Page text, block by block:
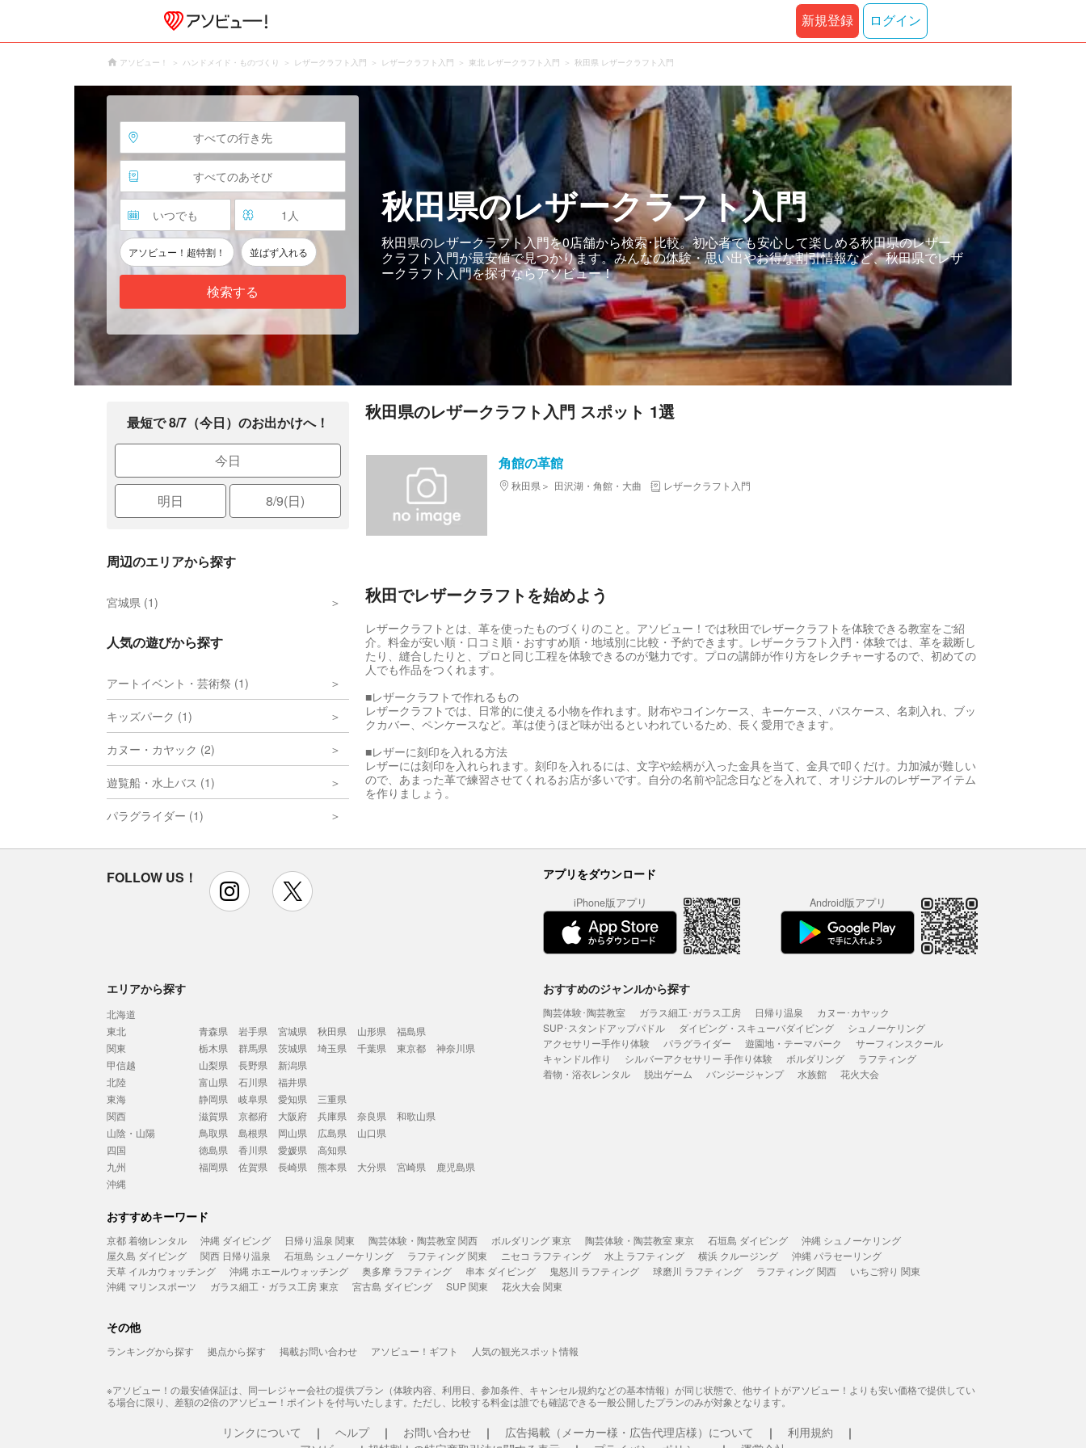
新規登録 ログイン
アソビュー！ ハンドメイド・ものづくり レザークラフト入門 レザークラフト入門 東北 レザークラフト入門 秋田県 レザークラフト入門
すべての行き先
すべてのあそび
いつでも 1 人
アソビュー！超特割！ 並ばず入れる
検索する
秋田県のレザークラフト入門
秋田県のレザークラフト入門を0店舗から検索･比較。初心者でも安心して楽しめる秋田県のレザー
クラフト入門が最安値で見つかります。みんなの体験・思い出やお得な割引情報など、秋田県でレザ
ークラフト入門を探すならアソビュー！
最短で 8/7（今日）のお出かけへ！
今日
明日 8/9(日)
周辺のエリアから探す
宮城県 (1)
人気の遊びから探す
アートイベント・芸術祭 (1)
キッズパーク (1)
カヌー・カヤック (2)
遊覧船・水上バス (1)
パラグライダー (1)
秋田県のレザークラフト入門 スポット 1選
角館の革館
秋田県 田沢湖・角館・大曲 レザークラフト入門
秋田でレザークラフトを始めよう
レザークラフトとは、革を使ったものづくりのこと。アソビュー！では秋田でレザークラフトを体験できる教室をご紹
介。料金が安い順・口コミ順・おすすめ順・地域別に比較・予約できます。レザークラフト入門・体験では、革を裁断し
たり、縫合したりと、プロと同じ工程を体験できるのが魅力です。プロの講師が作り方をレクチャーするので、初めての
人でも作品をつくれます。
■レザークラフトで作れるもの
レザークラフトでは、日常的に使える小物を作れます。財布やコインケース、キーケース、パスケース、名刺入れ、ブッ
クカバー、ペンケースなど。革は使うほど味が出るといわれているため、長く愛用できます。
■レザーに刻印を入れる方法
レザーには刻印を入れられます。刻印を入れるには、文字や絵柄が入った金具を当て、金具で叩くだけ。力加減が難しい
ので、あまった革で練習させてくれるお店が多いです。自分の名前や記念日などを入れて、オリジナルのレザーアイテム
を作りましょう。
FOLLOW US！ instagram アプリをダウンロード
iPhone版アプリ Android版アプリ
エリアから探す
北海道
東北
青森県 岩手県 宮城県 秋田県 山形県
福島県
関東
栃木県 群馬県 茨城県 埼玉県 千葉県 東京都
神奈川県
甲信越
山梨県 長野県
新潟県
北陸
富山県 石川県
福井県
東海
静岡県 岐阜県 愛知県
三重県
関西
滋賀県 京都府 大阪府 兵庫県 奈良県
和歌山県
山陰・山陽
鳥取県 島根県 岡山県 広島県
山口県
四国
徳島県 香川県 愛媛県
高知県
九州
福岡県 佐賀県 長崎県 熊本県 大分県 宮崎県
鹿児島県
沖縄
おすすめのジャンルから探す
陶芸体験･陶芸教室 ガラス細工･ガラス工房 日帰り温泉
カヌー･カヤック
SUP･スタンドアップパドル
ダイビング・スキューバダイビング
シュノーケリング
アクセサリー手作り体験
パラグライダー 遊園地・テーマパーク
サーフィンスクール
キャンドル作り
シルバーアクセサリー 手作り体験 ボルダリング
ラフティング
着物・浴衣レンタル
脱出ゲーム バンジージャンプ 水族館 花火大会
おすすめキーワード
京都 着物レンタル 沖縄 ダイビング 日帰り温泉 関東 陶芸体験・陶芸教室 関西 ボルダリング 東京 陶芸体験・陶芸教室 東京 石垣島 ダイビング
沖縄 シュノーケリング
屋久島 ダイビング
関西 日帰り温泉 石垣島 シュノーケリング ラフティング 関東 ニセコ ラフティング 水上 ラフティング 横浜 クルージング
沖縄 パラセーリング
天草 イルカウォッチング
沖縄 ホエールウォッチング 奥多摩 ラフティング 串本 ダイビング 鬼怒川 ラフティング 球磨川 ラフティング ラフティング 関西
いちご狩り 関東
沖縄 マリンスポーツ
ガラス細工・ガラス工房 東京 宮古島 ダイビング SUP 関東 花火大会 関東
その他
ランキングから探す 拠点から探す 掲載お問い合わせ アソビュー！ギフト 人気の観光スポット情報
※アソビュー！の最安値保証は、同一レジャー会社の提供プラン（体験内容、利用日、参加条件、キャンセル規約などの基本情報）が同じ状態で、他サイトがアソビュー！よりも安い価格で提供してい
る場合に限り、差額の2倍のアソビュー！ポイントを付与いたします。ただし、比較する料金は誰でも確認できる一般公開したプランのみが対象となります。
リンクについて ヘルプ お問い合わせ 広告掲載（メーカー様・広告代理店様）について
利用規約